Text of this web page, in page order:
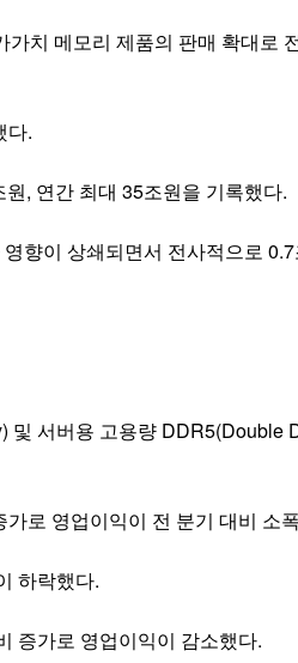
치 메모리 제품의 판매 확대로
다.
, 연간 최대 35조원을 기록했다.
향이 상쇄되면서 전사적으로
서버용 고용량
로 영업이익이 전 분기 대비 소
하락했다.
증가로 영업이익이 감소했다.